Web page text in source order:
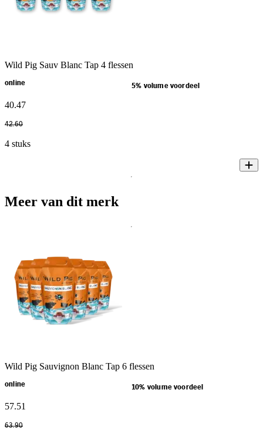
Wild Pig Sauv Blanc Tap 4 flessen
online 5% volume voordeel
40.47
42.60
4 stuks
Meer van dit merk
Wild Pig Sauvignon Blanc Tap 6 flessen
online 10% volume voordeel
57.51
63.90